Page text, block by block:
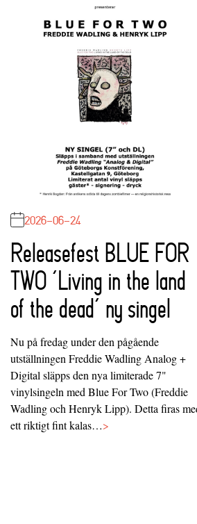
2026-06-24
Releasefest BLUE FOR
TWO ‘Living in the land
of the dead’ ny singel
Nu på fredag under den pågående
utställningen Freddie Wadling Analog +
Digital släpps den nya limiterade 7"
vinylsingeln med Blue For Two (Freddie
Wadling och Henryk Lipp). Detta firas
ett riktigt fint kalas…>